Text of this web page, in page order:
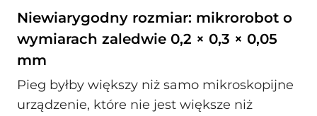
Niewiarygodny rozmiar: mikrorobot o
wymiarach zaledwie 0,2 × 0,3 × 0,05
mm
Pieg byłby większy niż samo mikroskopijne
urządzenie, które nie jest większe niż